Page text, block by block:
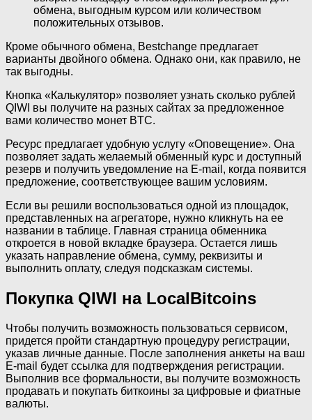
обмена, выгодным курсом или количеством
положительных отзывов.
Кроме обычного обмена, Bestchange предлагает
варианты двойного обмена. Однако они, как правило, не
так выгодны.
Кнопка «Калькулятор» позволяет узнать сколько рублей
QIWI вы получите на разных сайтах за предложенное
вами количество монет BTC.
Ресурс предлагает удобную услугу «Оповещение». Она
позволяет задать желаемый обменный курс и доступный
резерв и получить уведомление на E-mail, когда появится
предложение, соответствующее вашим условиям.
Если вы решили воспользоваться одной из площадок,
представленных на агрегаторе, нужно кликнуть на ее
названии в таблице. Главная страница обменника
откроется в новой вкладке браузера. Остается лишь
указать направление обмена, сумму, реквизиты и
выполнить оплату, следуя подсказкам системы.
Покупка QIWI на LocalBitcoins
Чтобы получить возможность пользоваться сервисом,
придется пройти стандартную процедуру регистрации,
указав личные данные. После заполнения анкеты на ваш
E-mail будет ссылка для подтверждения регистрации.
Выполнив все формальности, вы получите возможность
продавать и покупать биткоины за цифровые и фиатные
валюты.